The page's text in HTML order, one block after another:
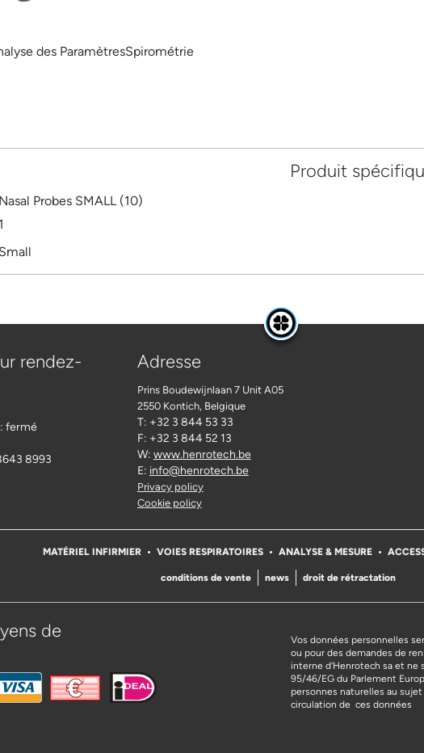
des ParamètresSpirométrie
Nasal Probes SMALL (10)
1
Small
Produit
rendez-
fermé
8993
Adresse
Prins Boudewijnlaan 7 Unit A05
2550 Kontich, Belgique
T: +32 3 844 53 33
F: +32 3 844 52 13
W: www.henrotech.be
E: info@henrotech.be
Privacy policy
Cookie policy
MATÉRIEL INFIRMIER VOIES RESPIRATOIRES ANALYSE & MESURE
conditions de vente news droit de rétractation
de
Vos données personnelles
ou pour des demandes de
interne d’Henrotech sa et
95/46/EG du Parlement
personnes naturelles au
circulation de ces données